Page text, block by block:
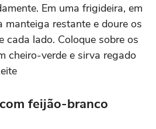
Em uma frigideira, em
manteiga restante e doure os
cada lado. Coloque sobre os
cheiro-verde e sirva regado
feijão-branco